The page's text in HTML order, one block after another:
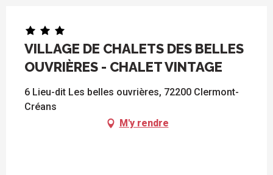
VILLAGE DE CHALETS DES BELLES
OUVRIÈRES - CHALET VINTAGE
6 Lieu-dit Les belles ouvrières, 72200 Clermont-
Créans
M'y rendre